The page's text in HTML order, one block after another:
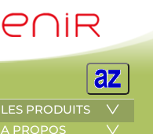
LES PRODUITS
A PROPOS